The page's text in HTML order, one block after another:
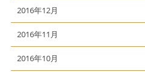
2016年12月
2016年11月
2016年10月